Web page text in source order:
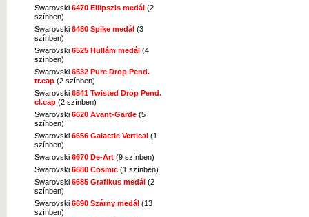
Swarovski 6470 Ellipszis medál (2
színben)
Swarovski 6480 Spike medál (3
színben)
Swarovski 6525 Hullám medál (4
színben)
Swarovski 6532 Pure Drop Pend.
tr.cap (2 színben)
Swarovski 6541 Twisted Drop Pend.
cl.cap (2 színben)
Swarovski 6620 Avant-Garde (5
színben)
Swarovski 6656 Galactic Vertical (1
színben)
Swarovski 6670 De-Art (9 színben)
Swarovski 6680 Cosmic (1 színben)
Swarovski 6685 Grafikus medál (2
színben)
Swarovski 6690 Szárny medál (13
színben)